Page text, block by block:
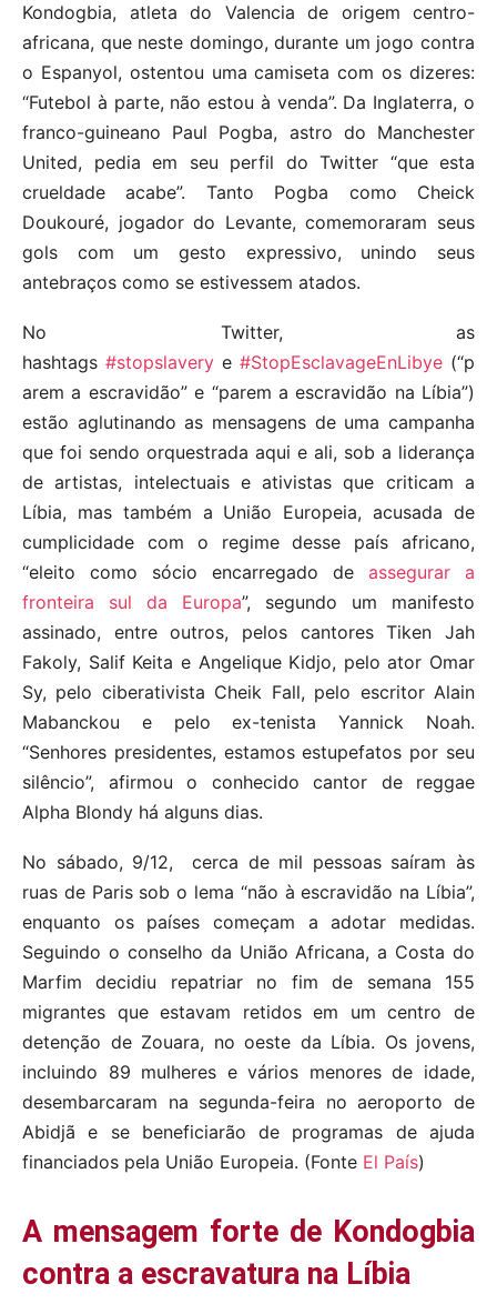
Kondogbia, atleta do Valencia de origem centro-
africana, que neste domingo, durante um jogo contra
o Espanyol, ostentou uma camiseta com os dizeres:
“Futebol à parte, não estou à venda”. Da Inglaterra, o
franco-guineano Paul Pogba, astro do Manchester
United, pedia em seu perfil do Twitter “que esta
crueldade acabe”. Tanto Pogba como Cheick
Doukouré, jogador do Levante, comemoraram seus
gols com um gesto expressivo, unindo seus
antebraços como se estivessem atados.
No Twitter, as
hashtags #stopslavery e #StopEsclavageEnLibye (“p
arem a escravidão” e “parem a escravidão na Líbia”)
estão aglutinando as mensagens de uma campanha
que foi sendo orquestrada aqui e ali, sob a liderança
de artistas, intelectuais e ativistas que criticam a
Líbia, mas também a União Europeia, acusada de
cumplicidade com o regime desse país africano,
“eleito como sócio encarregado de assegurar a
fronteira sul da Europa”, segundo um manifesto
assinado, entre outros, pelos cantores Tiken Jah
Fakoly, Salif Keita e Angelique Kidjo, pelo ator Omar
Sy, pelo ciberativista Cheik Fall, pelo escritor Alain
Mabanckou e pelo ex-tenista Yannick Noah.
“Senhores presidentes, estamos estupefatos por seu
silêncio”, afirmou o conhecido cantor de reggae
Alpha Blondy há alguns dias.
No sábado, 9/12, cerca de mil pessoas saíram às
ruas de Paris sob o lema “não à escravidão na Líbia”,
enquanto os países começam a adotar medidas.
Seguindo o conselho da União Africana, a Costa do
Marfim decidiu repatriar no fim de semana 155
migrantes que estavam retidos em um centro de
detenção de Zouara, no oeste da Líbia. Os jovens,
incluindo 89 mulheres e vários menores de idade,
desembarcaram na segunda-feira no aeroporto de
Abidjã e se beneficiarão de programas de ajuda
financiados pela União Europeia. (Fonte El País)
A mensagem forte de Kondogbia
contra a escravatura na Líbia